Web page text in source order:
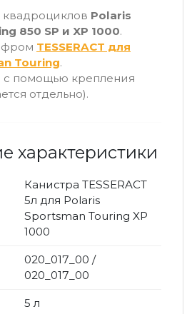
квадроциклов Polaris
850 SP и XP 1000.
TESSERACT для
Touring.
с помощью крепления
отдельно).
характеристики
Канистра TESSERACT
5л для Polaris
Sportsman Touring XP
1000
020_017_00 /
020_017_00
5 л